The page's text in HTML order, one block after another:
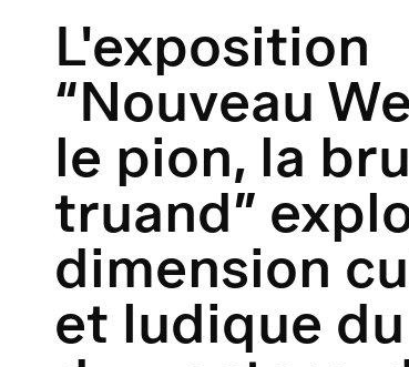
L'exposition
“Nouveau
le pion, la
truand”
dimension
et ludique